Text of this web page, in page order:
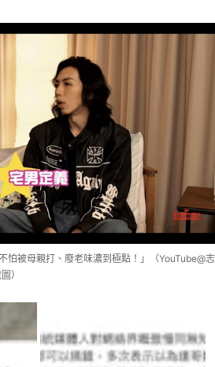
怕被母親打、廢老味濃到極點！」（YouTube@志
）